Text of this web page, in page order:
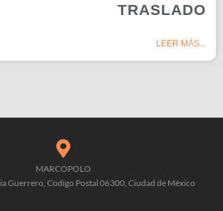
TRASLADO
LEER MÁS...
MARCOPOLO
Guerrero, Codigo Postal 06300, Ciudad de México